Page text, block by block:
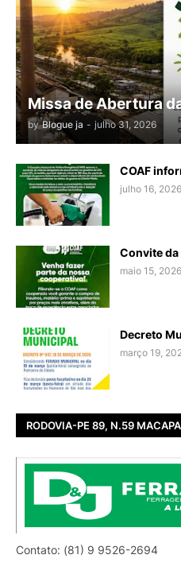
Missa de Abertura
by Blogue ja - julho 31, 2026
COAF
julho 16, 2026
Convite da
maio 15, 2026
Decreto
março 19,
RODOVIA-PE 89, N.59
Contato: (81) 9 9526-2694